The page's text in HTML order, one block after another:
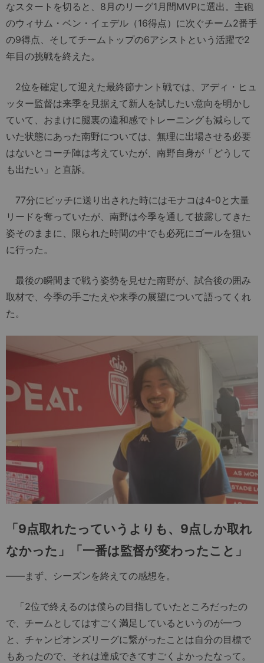
なスタートを切ると、8月のリーグ1月間MVPに選出。主砲
のウィサム・ベン・イェデル（16得点）に次ぐチーム2番手
の9得点、そしてチームトップの6アシストという活躍で2
年目の挑戦を終えた。
2位を確定して迎えた最終節ナント戦では、アディ・ヒュ
ッター監督は来季を見据えて新人を試したい意向を明かし
ていて、おまけに腿裏の違和感でトレーニングも減らして
いた状態にあった南野については、無理に出場させる必要
はないとコーチ陣は考えていたが、南野自身が「どうして
も出たい」と直訴。
77分にピッチに送り出された時にはモナコは4-0と大量
リードを奪っていたが、南野は今季を通して披露してきた
姿そのままに、限られた時間の中でも必死にゴールを狙い
に行った。
最後の瞬間まで戦う姿勢を見せた南野が、試合後の囲み
取材で、今季の手ごたえや来季の展望について語ってくれ
た。
「 9点取れたっていうよりも、 9点しか取れ
なかった」「一番は監督が変わったこと」
――まず、シーズンを終えての感想を。
「2位で終えるのは僕らの目指していたところだったの
で、チームとしてはすごく満足しているというのが一つ
と、チャンピオンズリーグに繋がったことは自分の目標で
もあったので、それは達成できてすごくよかったなって。